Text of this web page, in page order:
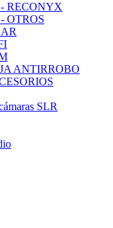
- RECONYX
OTROS
ANTIRROBO
SLR